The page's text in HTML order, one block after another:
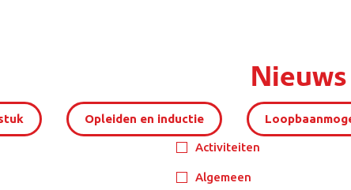
Nieuws
Opleiden en inductie
Activiteiten
Algemeen